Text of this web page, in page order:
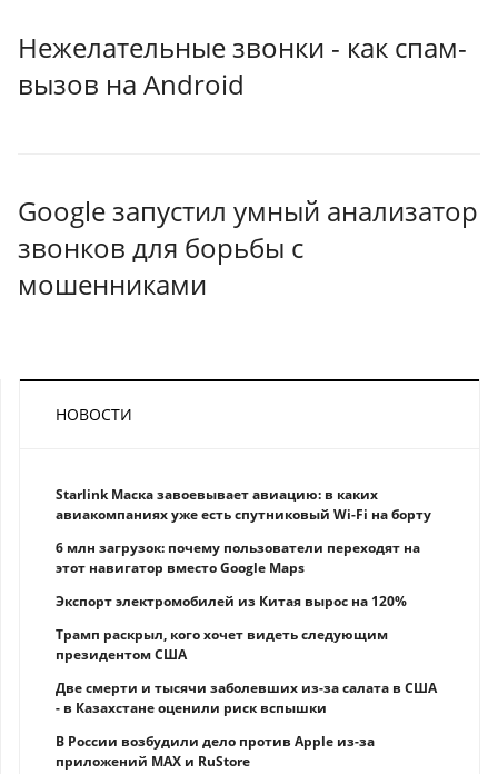
Нежелательные звонки - как спам-
вызов на Android
Google запустил умный анализатор
звонков для борьбы с
мошенниками
НОВОСТИ
Starlink Маска завоевывает авиацию: в каких
авиакомпаниях уже есть спутниковый Wi-Fi на борту
6 млн загрузок: почему пользователи переходят на
этот навигатор вместо Google Maps
Экспорт электромобилей из Китая вырос на 120%
Трамп раскрыл, кого хочет видеть следующим
президентом США
Две смерти и тысячи заболевших из-за салата в США
- в Казахстане оценили риск вспышки
В России возбудили дело против Apple из-за
приложений MAX и RuStore